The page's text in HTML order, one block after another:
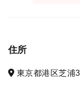
住所
東京都港区芝浦